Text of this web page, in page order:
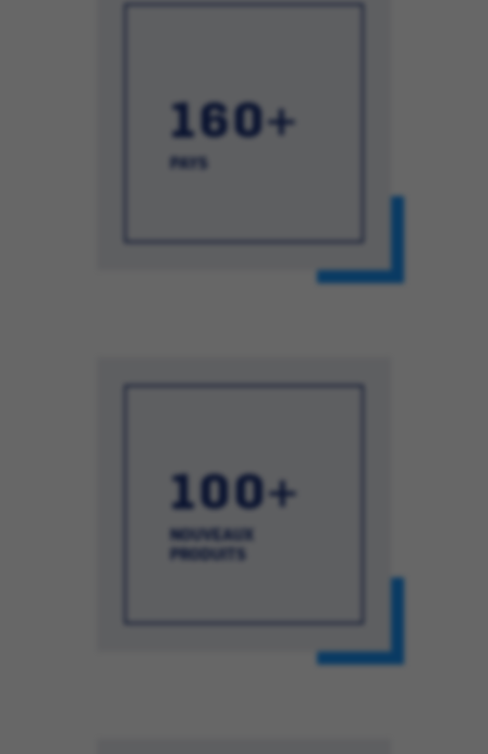
160+
PAYS
100+
NOUVEAUX
PRODUITS